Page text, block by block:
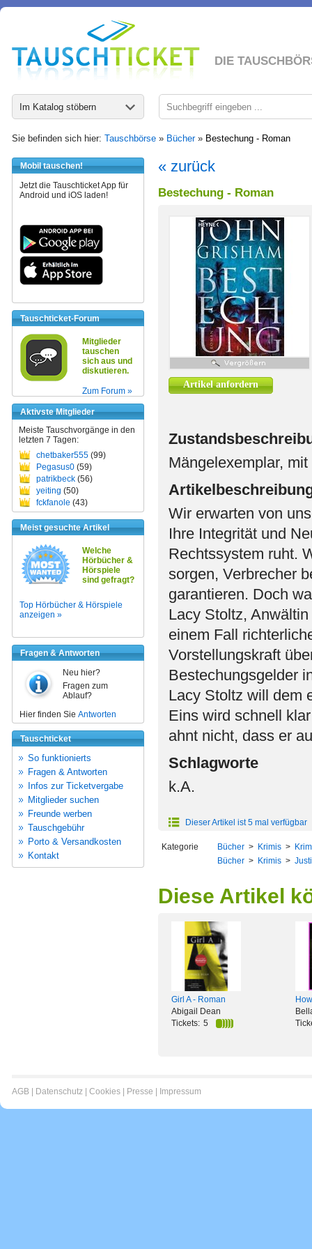
DIE
Im Katalog stöbern
Sie befinden sich hier: Tauschbörse » Bücher» Bestechung - Roman
Mobil tauschen!
Jetzt die Tauschticket App für
Android und iOS laden!
Tauschticket-Forum
Mitglieder
tauschen
sich aus und
diskutieren.
Zum Forum »
Aktivste Mitglieder
Meiste Tauschvorgänge in den
letzten 7 Tagen:
chetbaker555 (99)
Pegasus0 (59)
patrikbeck (56)
yeiting (50)
fckfanole (43)
Meist gesuchte Artikel
Welche
Hörbücher &
Hörspiele
sind gefragt?
Top Hörbücher & Hörspiele
anzeigen »
Fragen & Antworten
Neu hier?
Fragen zum
Ablauf?
Hier finden Sie Antworten
Tauschticket
So funktionierts
Fragen & Antworten
Infos zur Ticketvergabe
Mitglieder suchen
Freunde werben
Tauschgebühr
Porto & Versandkosten
Kontakt
« zurück
Bestechung - Roman
Artikel anfordern
Mängelexemplar,
Wir erwarten von
Ihre Integrität und
Rechtssystem ruht.
sorgen, Verbrecher
garantieren. Doch
Lacy Stoltz,
einem Fall
Vorstellungskraft
Bestechungsgelder
Lacy Stoltz will dem
Eins wird schnell
ahnt nicht, dass er
Schlagworte
k.A.
Dieser Artikel ist 5 mal verfügbar
Kategorie Bücher > Krimis >
Bücher > Krimis >
Diese Artikel
Girl A - Roman
Abigail Dean
Tickets: 5
AGB Datenschutz Cookies Presse Impressum